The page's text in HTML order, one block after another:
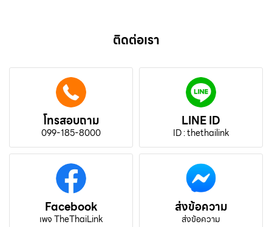
ติดต่อเรา
โทรสอบถาม
099-185-8000
LINE ID
ID : thethailink
Facebook
เพจ TheThaiLink
ส่งข้อความ
ส่งข้อความ